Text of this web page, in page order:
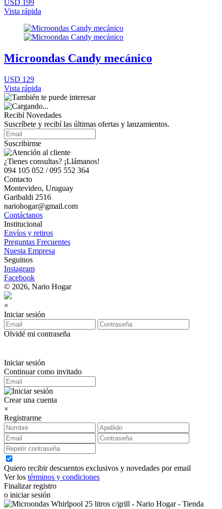
USD 199
Vista rápida
Microondas Candy mecánico
USD 129
Vista rápida
Recibí Novedades
Suscríbete y recibí las últimas ofertas y lanzamientos.
Suscribirme
¿Tienes consultas? ¡Llámanos!
094 105 052 / 095 552 364
Contacto
Montevideo, Uruguay
Garibaldi 2516
nariohogar@gmail.com
Contáctanos
Institucional
Envíos y retiros
Preguntas Frecuentes
Nuesta Empresa
Seguinos
Instagram
Facebook
© 2026, Nario Hogar
×
Iniciar sesión
Olvidé mi contraseña
Iniciar sesión
Continuar como invitado
Crear una cuenta
×
Registrarme
Quiero recibir descuentos exclusivos y novedades por email
Ver los términos y condiciones
Finalizar registro
o iniciar sesión